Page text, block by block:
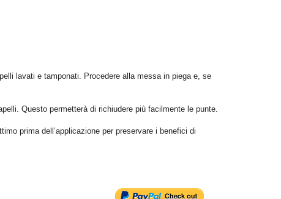
lavati e tamponati. Procedere alla messa in piega e, se
Questo permetterà di richiudere più facilmente le punte.
prima dell’applicazione per preservare i benefici di